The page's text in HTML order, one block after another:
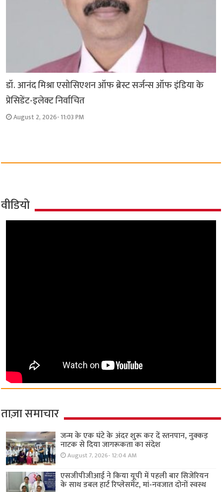
डॉ. आनंद मिश्रा एसोसिएशन ऑफ ब्रेस्ट सर्जन्स ऑफ इंडिया के
प्रेसिडेंट-इलेक्ट निर्वाचित
August 2, 2026- 11:03 PM
वीडियो
ताज़ा समाचार
जन्म के एक घंटे के अंदर शुरू कर दें स्तनपान, नुक्कड़
नाटक से दिया जागरूकता का संदेश
August 7, 2026- 12:04 AM
एसजीपीजीआई ने किया यूपी में पहली बार सिजेरियन
के साथ डबल हार्ट रिप्लेसमेंट, मां-नवजात दोनों स्वस्थ